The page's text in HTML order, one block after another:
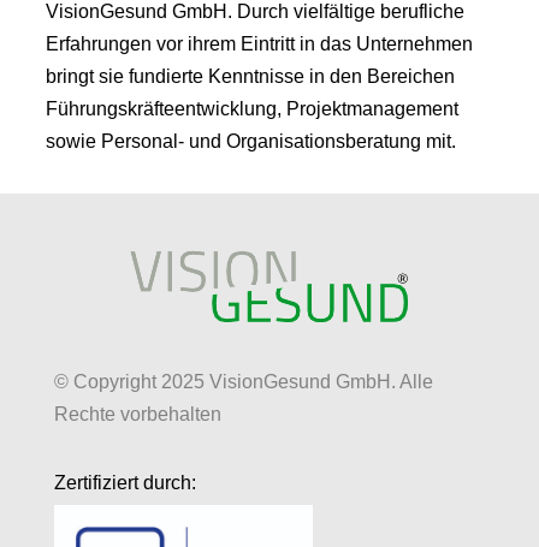
VisionGesund GmbH. Durch vielfältige berufliche
Erfahrungen vor ihrem Eintritt in das Unternehmen
bringt sie fundierte Kenntnisse in den Bereichen
Führungskräfteentwicklung, Projektmanagement
sowie Personal- und Organisationsberatung mit.
© Copyright 2025 VisionGesund GmbH. Alle
Rechte vorbehalten
Zertifiziert durch: